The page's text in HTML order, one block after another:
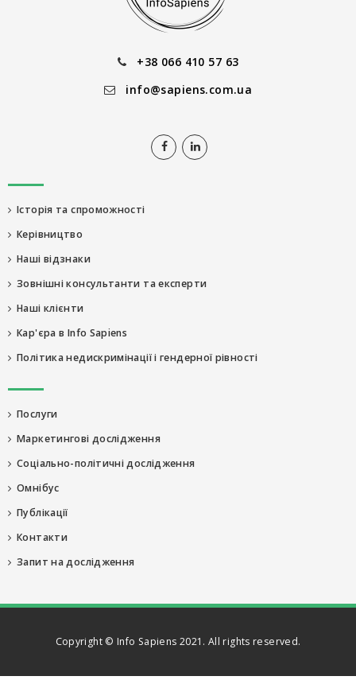
+38 066 410 57 63
info@sapiens.com.ua
Історія та спроможності
Керівництво
Наші відзнаки
Зовнішні консультанти та експерти
Наші клієнти
Кар'єра в Info Sapiens
Політика недискримінації і гендерної рівності
Послуги
Маркетингові дослідження
Соціально-політичні дослідження
Омнібус
Публікації
Контакти
Запит на дослідження
Copyright © Info Sapiens 2021. All rights reserved.